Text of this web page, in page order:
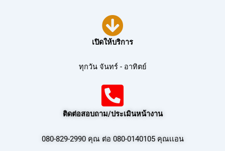
เปิดให้บริการ
ทุกวัน จันทร์ - อาทิตย์
ติดต่อสอบถาม/ประเมินหน้างาน
080-829-2990 คุณ ต่อ 080-0140105 คุณเเอน